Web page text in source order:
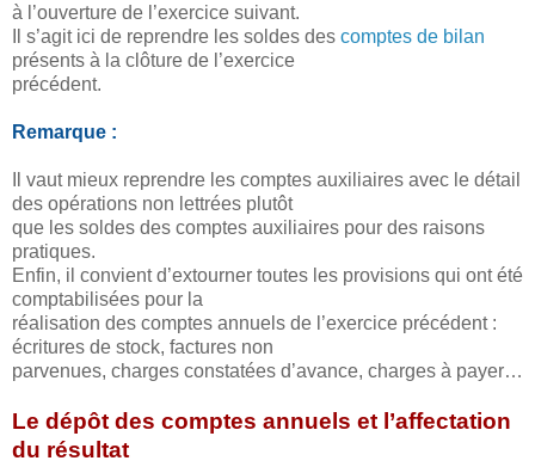
à l’ouverture de l’exercice suivant.
Il s’agit ici de reprendre les soldes des comptes de bilan
présents à la clôture de l’exercice
précédent.
Remarque :
Il vaut mieux reprendre les comptes auxiliaires avec le détail
des opérations non lettrées plutôt
que les soldes des comptes auxiliaires pour des raisons
pratiques.
Enfin, il convient d’extourner toutes les provisions qui ont été
comptabilisées pour la
réalisation des comptes annuels de l’exercice précédent :
écritures de stock, factures non
parvenues, charges constatées d’avance, charges à payer…
Le dépôt des comptes annuels et l’affectation
du résultat